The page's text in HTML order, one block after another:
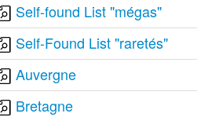
Self-found List "mégas"
Self-Found List "raretés"
Auvergne
Bretagne